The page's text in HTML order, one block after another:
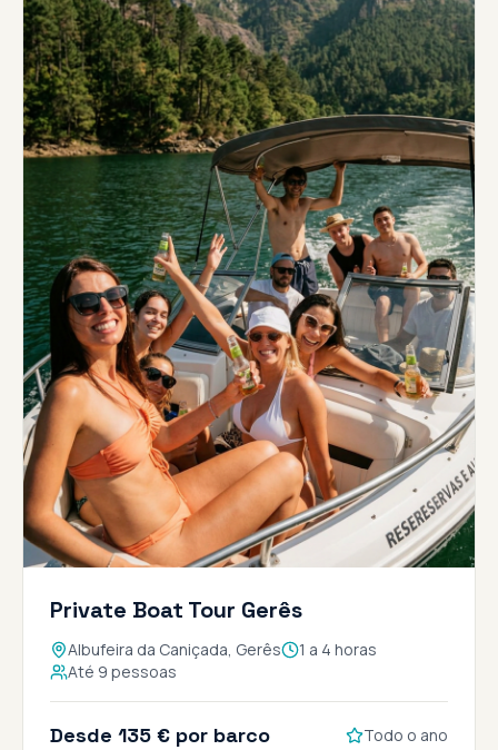
Private Boat Tour Gerês
Albufeira da Caniçada, Gerês
1 a 4 horas
Até 9 pessoas
Desde 135 € por barco Todo o ano